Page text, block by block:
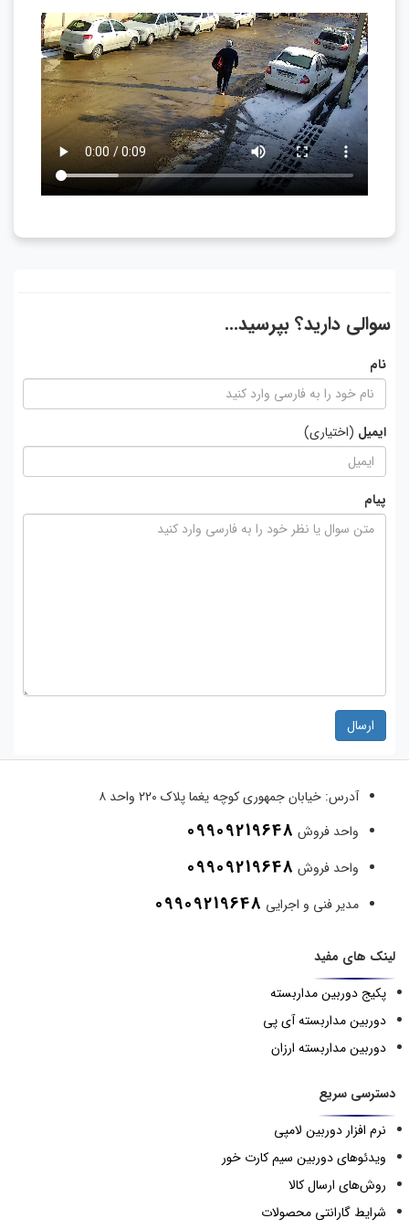
سوالی دارید؟ بپرسید...
نام
ایمیل (اختیاری)
پیام
ارسال
آدرس: خیابان جمهوری کوچه یغما پلاک ۲۲۰ واحد ۸
واحد فروش 09909219648
واحد فروش 09909219648
مدیر فنی و اجرایی 09909219648
لینک های مفید
پکیج دوربین مداربسته
دوربین مداربسته آی پی
دوربین مداربسته ارزان
دسترسی سریع
نرم افزار دوربین لامپی
ویدئوهای دوربین سیم کارت خور
روش‌های ارسال کالا
شرایط گارانتی محصولات